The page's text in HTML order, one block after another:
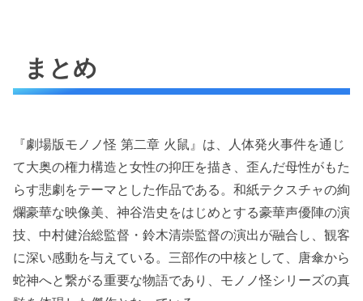
まとめ
『劇場版モノノ怪 第二章 火鼠』は、人体発火事件を通じ
て大奥の権力構造と女性の抑圧を描き、歪んだ母性がもた
らす悲劇をテーマとした作品である。和紙テクスチャの絢
爛豪華な映像美、神谷浩史をはじめとする豪華声優陣の演
技、中村健治総監督・鈴木清崇監督の演出が融合し、観客
に深い感動を与えている。三部作の中核として、唐傘から
蛇神へと繋がる重要な物語であり、モノノ怪シリーズの真